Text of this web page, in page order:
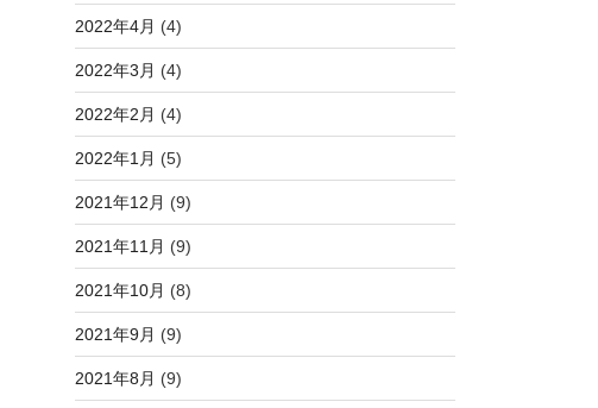
2022年4月 (4)
2022年3月 (4)
2022年2月 (4)
2022年1月 (5)
2021年12月 (9)
2021年11月 (9)
2021年10月 (8)
2021年9月 (9)
2021年8月 (9)